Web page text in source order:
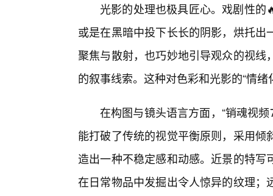
光影的处理也极具匠心。戏剧性
或是在黑暗中投下长长的阴影，烘托
聚焦与散射，也巧妙地引导观众的视
的叙事线索。这种对色彩和光影的“情
在构图与镜头语言方面，“销魂视
能打破了传统的视觉平衡原则，采用
造出一种不稳定感和动感。近景的特
在日常物品中发掘出令人惊异的纹理